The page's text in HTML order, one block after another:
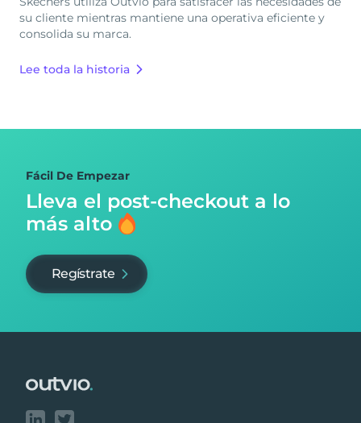
su cliente mientras mantiene una operativa eficiente y
consolida su marca.
Lee toda la historia
Fácil De Empezar
Lleva el post-checkout a lo
más alto
Regístrate